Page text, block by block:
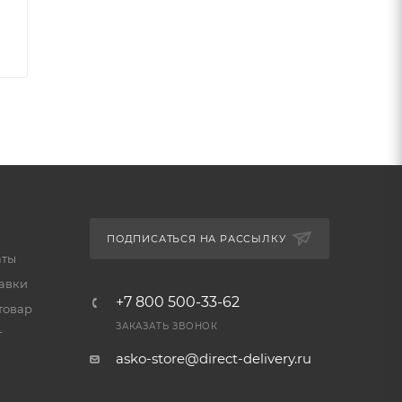
ПОДПИСАТЬСЯ НА РАССЫЛКУ
+7 800 500-33-62
ЗАКАЗАТЬ ЗВОНОК
asko-store@direct-delivery.ru